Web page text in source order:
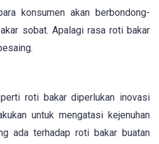
konsumen akan berbondong-
sobat. Apalagi rasa roti bakar
roti bakar diperlukan inovasi
untuk mengatasi kejenuhan
ada terhadap roti bakar buatan